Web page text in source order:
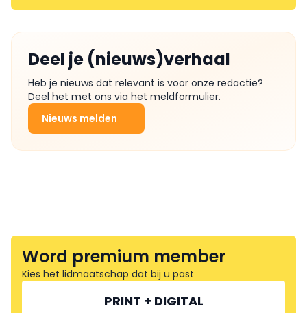
Deel je (nieuws)verhaal
Heb je nieuws dat relevant is voor onze redactie?
Deel het met ons via het meldformulier.
Nieuws melden
Word premium member
Kies het lidmaatschap dat bij u past
PRINT + DIGITAL